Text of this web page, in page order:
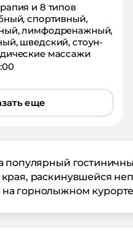
и 8 типов
спортивный,
лимфодренажный,
шведский, стоун-
массажи
еще
популярный
раскинувшейся
горнолыжном